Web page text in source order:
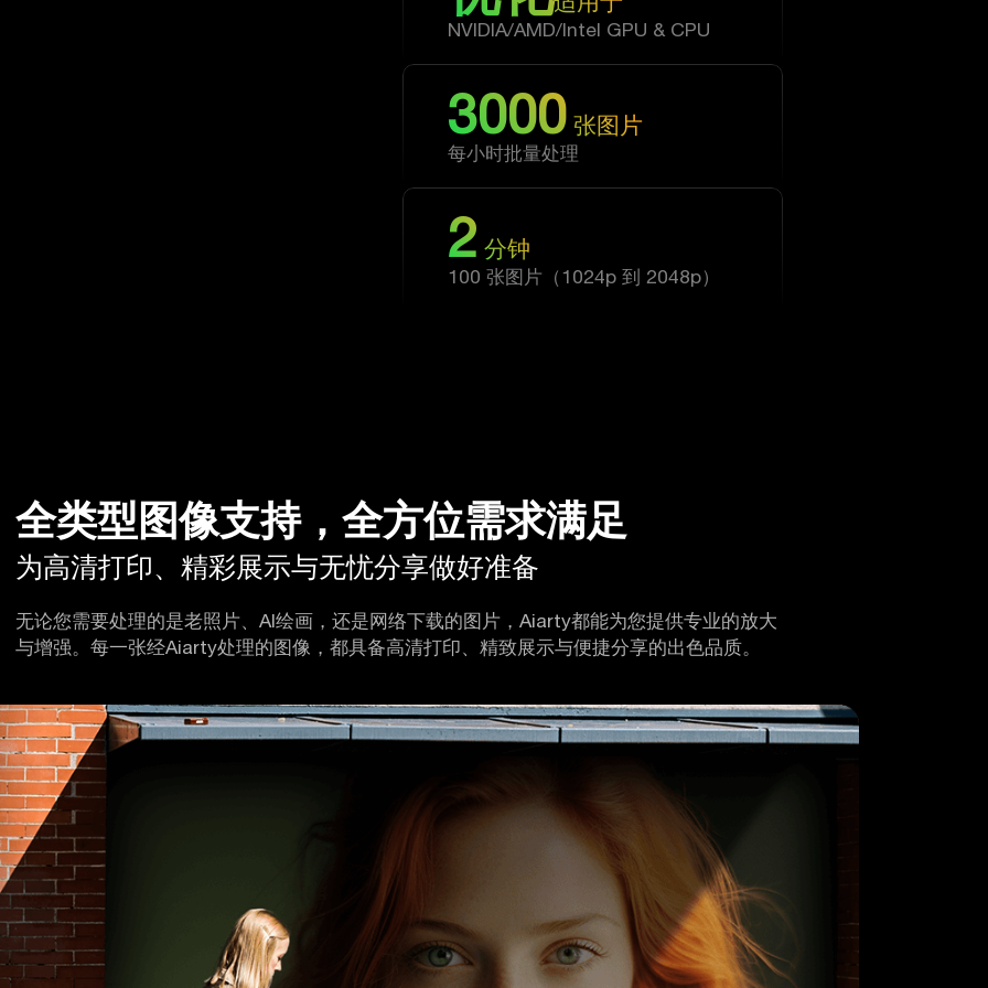
NVIDIA/AMD/Intel GPU & CPU
3000 张图片
每小时批量处理
2 分钟
100 张图片（1024p 到 2048p）
全类型图像支持，全方位需求满足
为高清打印、精彩展示与无忧分享做好准备
与增强。每一张经Aiarty处理的图像，都具备高清打印、精致展示与便捷分享的出色品质。